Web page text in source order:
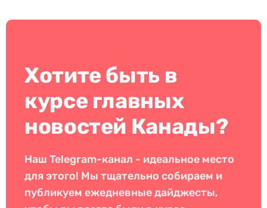
Хотите быть в
курсе главных
новостей Канады?
Наш Telegram-канал - идеальное место
для этого! Мы тщательно собираем и
публикуем ежедневные дайджесты,